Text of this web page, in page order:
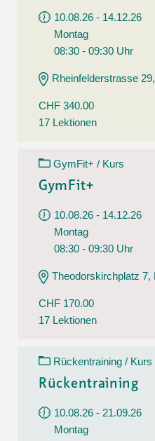
10.08.26 - 14.12.26
Montag
08:30 - 09:30 Uhr
Rheinfelderstrasse
CHF 340.00
17 Lektionen
GymFit+ / Kurs
GymFit+
10.08.26 - 14.12.26
Montag
08:30 - 09:30 Uhr
Theodorskirchplatz 7,
CHF 170.00
17 Lektionen
Rückentraining / Kurs
Rückentraining
10.08.26 - 21.09.26
Montag